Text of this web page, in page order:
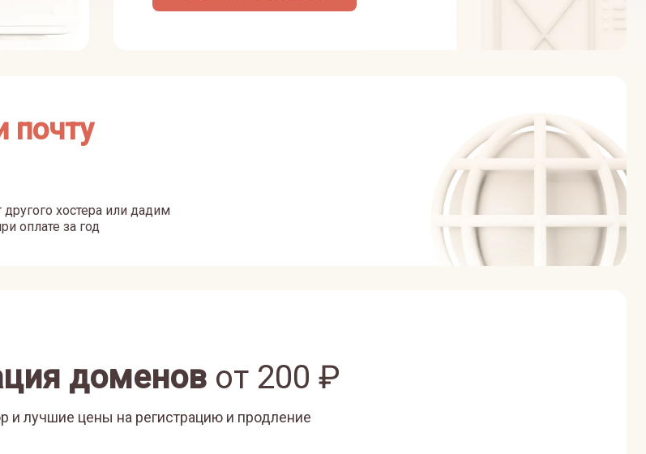
почту
хостера или дадим
оплате за год
доменов от 200 ₽
и лучшие цены на регистрацию и продление